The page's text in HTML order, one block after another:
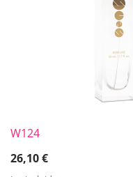
W124
26,10€